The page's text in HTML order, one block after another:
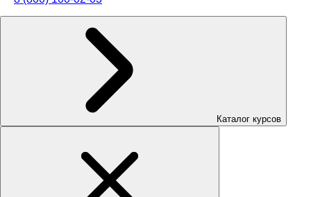
Каталог курсов